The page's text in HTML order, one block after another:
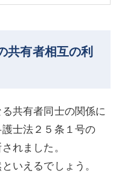
有者相互の利
共有者同士の関係に
士法２５条１号の
れました。
いえるでしょう。